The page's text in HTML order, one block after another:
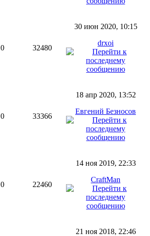
0 32480
30 июн 2020, 10:15
drxoi
0 33366
18 апр 2020, 13:52
Евгений Безносов
0 22460
14 ноя 2019, 22:33
CraftMan
21 ноя 2018, 22:46